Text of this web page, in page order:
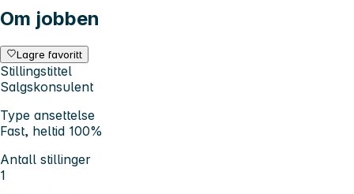
Om jobben
Lagre favoritt
Stillingstittel
Salgskonsulent
Type ansettelse
Fast, heltid 100%
Antall stillinger
1